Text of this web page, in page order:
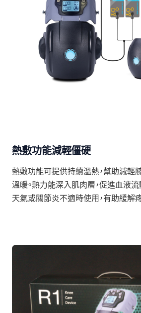
熱敷功能減輕僵硬
熱敷功能可提供持續溫熱，幫助減輕
溫暖。熱力能深入肌肉層，促進血液
天氣或關節炎不適時使用，有助緩解